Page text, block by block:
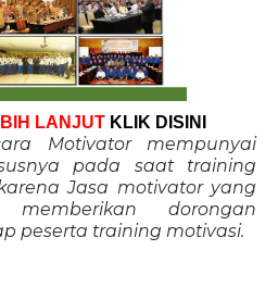
LANJUT KLIK DISINI
Motivator mempunyai
pada saat training
Jasa motivator yang
dorongan
peserta training motivasi.